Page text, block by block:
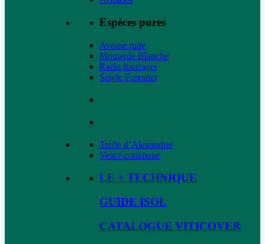
Espèces pures
Avoine rude
Moutarde Blanche
Radis fourrager
Seigle Forestier
Trèfle d’Alexandrie
Vesce commune
LE + TECHNIQUE
GUIDE ISOL
CATALOGUE VITICOVER